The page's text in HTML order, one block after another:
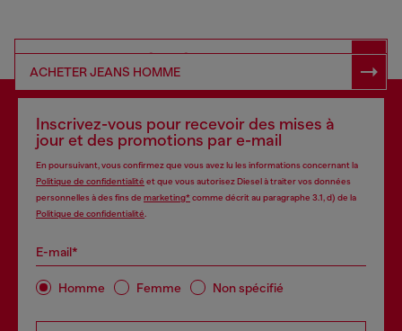
ACHETER DENIM RESPONSABLE
ACHETER JEANS HOMME
Inscrivez-vous pour recevoir des mises à
jour et des promotions par e-mail
En poursuivant, vous confirmez que vous avez lu les informations concernant la
Politique de confidentialité et que vous autorisez Diesel à traiter vos données
personnelles à des fins de marketing*comme décrit au paragraphe 3.1, d) de la
Politique de confidentialité
E-mail*
Homme Femme Non spécifié